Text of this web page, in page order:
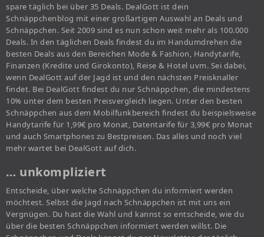
spare täglich bei über 35 Deals. DealGott ist dein
Schnäppchenblog mit einer großartigen Auswahl an Deals und
Schnäppchen. Seit 2009 sind es nun schon weit mehr als 100.000
Deals. In den täglichen Deals findest du im Handumdrehen die
besten Deals aus den Bereichen Mode & Fashion, Handytarife,
Finanzen (Kredite und Girokonto), Reise & Hotel uvm. Sei dabei,
wenn DealGott auf der Jagd ist und den nächsten Preisknaller
findet. Bei DealGott findest du nur Schnäppchen, die mindestens
10% unter dem besten Preisvergleich liegen. Unter den besten
Schnäppchen aus dem Mobilfunkbereich findest du beispielsweise
Handytarife für 1,99€ pro Monat, Datentarife für 3,99€ pro Monat
und auch Smartphones zu Bestpreisen. Das alles und noch viel
mehr wartet bei DealGott auf dich.
… unkompliziert
Entscheide, über welche Schnäppchen du informiert werden
möchtest. Selbst die Jagd nach Schnäppchen ist mit uns ein
Vergnügen. Du hast die Wahl und kannst so entscheide, wie du
über die besten Schnäppchen informiert werden willst. Die